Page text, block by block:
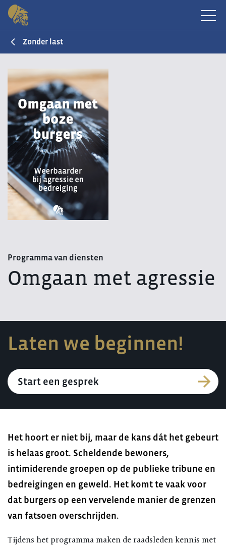
Zonder last
Programma van diensten
Omgaan met agressie
Laten we beginnen!
Start een gesprek
Het hoort er niet bij, maar de kans dát het gebeurt
is helaas groot. Scheldende bewoners,
intimiderende groepen op de publieke tribune en
bedreigingen en geweld. Het komt te vaak voor
dat burgers op een vervelende manier de grenzen
van fatsoen overschrijden.
Tijdens het programma maken de raadsleden kennis met